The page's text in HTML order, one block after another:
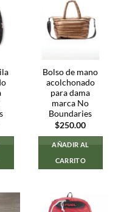
Bolso de mano
acolchonado
para dama
marca No
Boundaries
$250.00
AÑADIR AL
CARRITO